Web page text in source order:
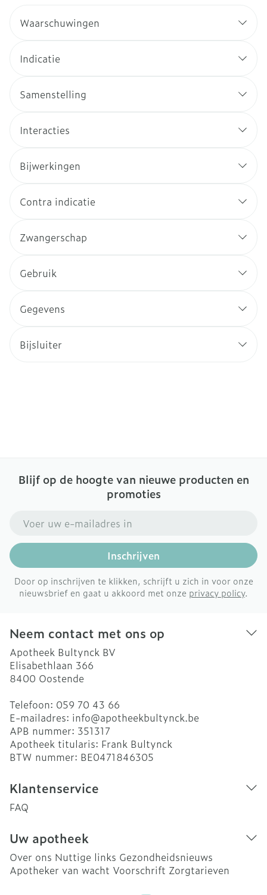
Waarschuwingen
Indicatie
Samenstelling
Interacties
Bijwerkingen
Contra indicatie
Zwangerschap
Gebruik
Gegevens
Bijsluiter
Blijf op de hoogte van nieuwe producten en
promoties
Inschrijven
Door op inschrijven te klikken, schrijft u zich in voor onze
nieuwsbrief en gaat u akkoord met onze privacy policy.
Neem contact met ons op
Apotheek Bultynck BV
Elisabethlaan 366
8400 Oostende
Telefoon: 059 70 43 66
E-mailadres: info@apotheekbultynck.be
APB nummer: 351317
Apotheek titularis: Frank Bultynck
BTW nummer: BE0471846305
Klantenservice
FAQ
Uw apotheek
Over ons Nuttige links Gezondheidsnieuws
Apotheker van wacht Voorschrift Zorgtarieven